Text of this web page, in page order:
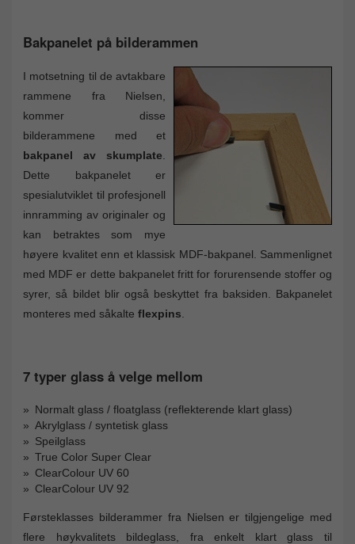
Bakpanelet på bilderammen
I motsetning til de avtakbare
rammene fra Nielsen,
kommer disse
bilderammene med et
bakpanel av skumplate.
Dette bakpanelet er
spesialutviklet til profesjonell
innramming av originaler og
kan betraktes som mye
høyere kvalitet enn et klassisk MDF-bakpanel. Sammenlignet
med MDF er dette bakpanelet fritt for forurensende stoffer og
syrer, så bildet blir også beskyttet fra baksiden. Bakpanelet
monteres med såkalte flexpins.
7 typer glass å velge mellom
Normalt glass / floatglass (reflekterende klart glass)
Akrylglass / syntetisk glass
Speilglass
True Color Super Clear
ClearColour UV 60
ClearColour UV 92
Førsteklasses bilderammer fra Nielsen er tilgjengelige med
flere høykvalitets bildeglass, fra enkelt klart glass til